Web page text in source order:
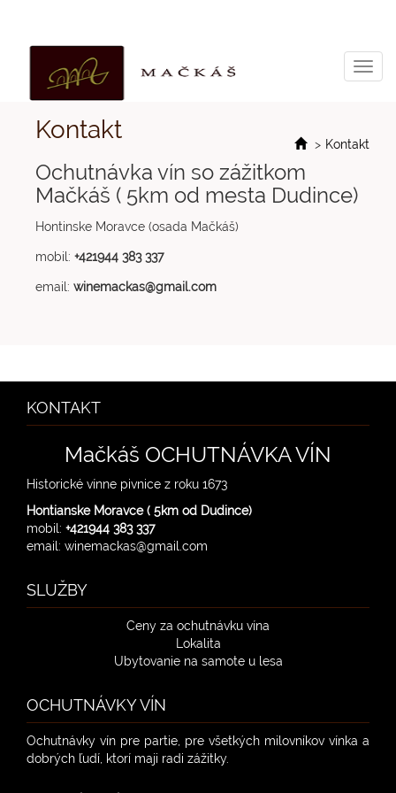
> Kontakt
Kontakt
Ochutnávka vín so zážitkom
Mačkáš ( 5km od mesta Dudince)
Hontinske Moravce (osada Mačkáš)
mobil: +421944 383 337
email: winemackas@gmail.com
KONTAKT
Mačkáš OCHUTNÁVKA VÍN
Historické vínne pivnice z roku 1673
Hontianske Moravce ( 5km od Dudince)
mobil: +421944 383 337
email: winemackas@gmail.com
SLUŽBY
Ceny za ochutnávku vína
Lokalita
Ubytovanie na samote u lesa
OCHUTNÁVKY VÍN
Ochutnávky vín pre partie, pre všetkých milovníkov vínka a
dobrých ľudí, ktorí maji radi zážitky.